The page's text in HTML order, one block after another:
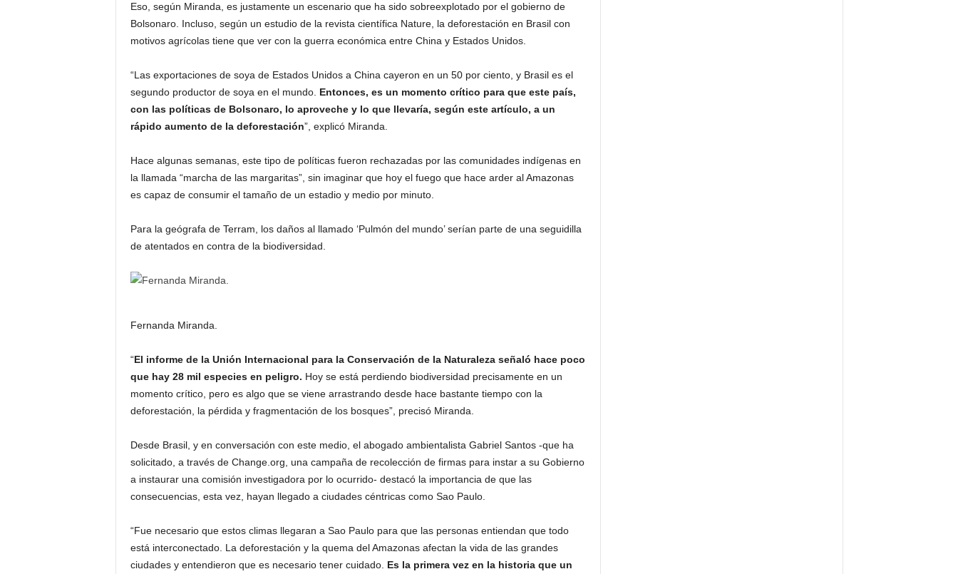
Eso, según Miranda, es justamente un escenario que ha sido sobreexplotado por el gobierno de
Bolsonaro. Incluso, según un estudio de la revista científica Nature, la deforestación en Brasil con
motivos agrícolas tiene que ver con la guerra económica entre China y Estados Unidos.
“Las exportaciones de soya de Estados Unidos a China cayeron en un 50 por ciento, y Brasil es el
segundo productor de soya en el mundo. Entonces, es un momento crítico para que este país,
con las políticas de Bolsonaro, lo aproveche y lo que llevaría, según este artículo, a un
rápido aumento de la deforestación”, explicó Miranda.
Hace algunas semanas, este tipo de políticas fueron rechazadas por las comunidades indígenas en
la llamada “marcha de las margaritas”, sin imaginar que hoy el fuego que hace arder al Amazonas
es capaz de consumir el tamaño de un estadio y medio por minuto.
Para la geógrafa de Terram, los daños al llamado ‘Pulmón del mundo’ serían parte de una seguidilla
de atentados en contra de la biodiversidad.
Fernanda Miranda.
“El informe de la Unión Internacional para la Conservación de la Naturaleza señaló hace poco
que hay 28 mil especies en peligro. Hoy se está perdiendo biodiversidad precisamente en un
momento crítico, pero es algo que se viene arrastrando desde hace bastante tiempo con la
deforestación, la pérdida y fragmentación de los bosques”, precisó Miranda.
Desde Brasil, y en conversación con este medio, el abogado ambientalista Gabriel Santos -que ha
solicitado, a través de Change.org, una campaña de recolección de firmas para instar a su Gobierno
a instaurar una comisión investigadora por lo ocurrido- destacó la importancia de que las
consecuencias, esta vez, hayan llegado a ciudades céntricas como Sao Paulo.
“Fue necesario que estos climas llegaran a Sao Paulo para que las personas entiendan que todo
está interconectado. La deforestación y la quema del Amazonas afectan la vida de las grandes
ciudades y entendieron que es necesario tener cuidado. Es la primera vez en la historia que un